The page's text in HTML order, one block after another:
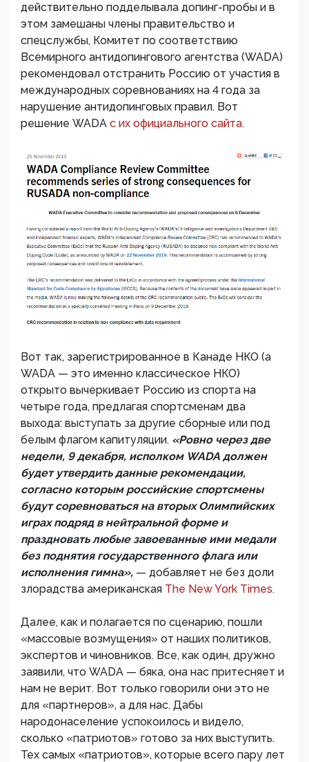
действительно подделывала допинг-пробы и в
этом замешаны члены правительство и
спецслужбы, Комитет по соответствию
Всемирного антидопингового агентства (WADA)
рекомендовал отстранить Россию от участия в
международных соревнованиях на 4 года за
нарушение антидопинговых правил. Вот
решение WADA с их официального сайта.
Вот так, зарегистрированное в Канаде НКО (а
WADA — это именно классическое НКО)
открыто вычеркивает Россию из спорта на
четыре года, предлагая спортсменам два
выхода: выступать за другие сборные или под
белым флагом капитуляции. «Ровно через две
недели, 9 декабря, исполком WADA должен
будет утвердить данные рекомендации,
согласно которым российские спортсмены
будут соревноваться на вторых Олимпийских
играх подряд в нейтральной форме и
праздновать любые завоеванные ими медали
без поднятия государственного флага или
исполнения гимна», — добавляет не без доли
злорадства американская The New York Times.
Далее, как и полагается по сценарию, пошли
«массовые возмущения» от наших политиков,
экспертов и чиновников. Все, как один, дружно
заявили, что WADA — бяка, она нас притесняет и
нам не верит. Вот только говорили они это не
для «партнеров», а для нас. Дабы
народонаселение успокоилось и видело,
сколько «патриотов» готово за них выступить.
Тех самых «патриотов», которые всего пару лет